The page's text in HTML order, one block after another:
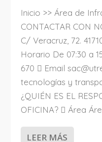
Inicio >> Área de
CONTACTAR CON
C/ Veracruz, 72.
Horario De 07:30 a
670  Email
tecnologías y
¿QUIÉN ES EL
OFICINA?  Área
LEER MÁS